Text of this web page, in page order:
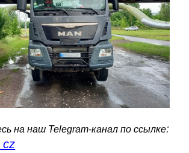
на наш Telegram-канал по ссылке: